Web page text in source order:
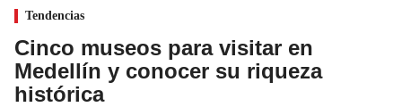
Tendencias
Cinco museos para visitar en
Medellín y conocer su riqueza
histórica